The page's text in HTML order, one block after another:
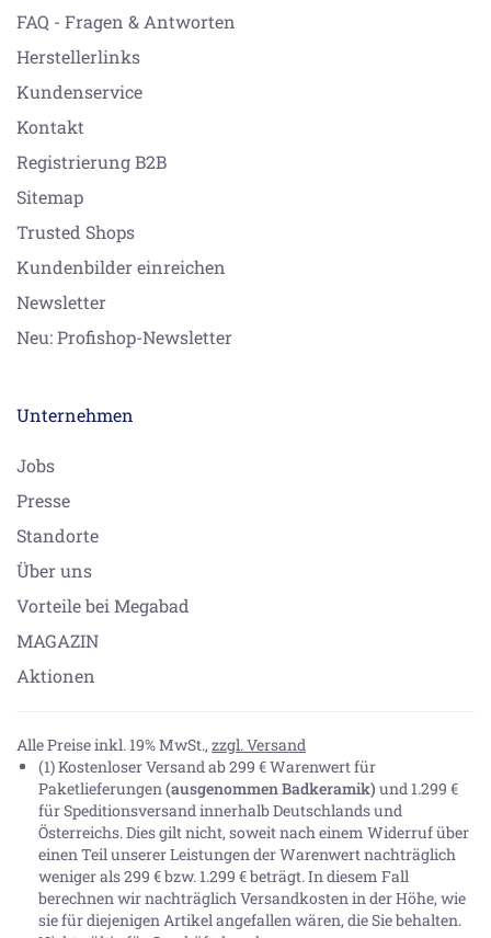
FAQ - Fragen & Antworten
Herstellerlinks
Kundenservice
Kontakt
Registrierung B2B
Sitemap
Trusted Shops
Kundenbilder einreichen
Newsletter
Neu: Profishop-Newsletter
Unternehmen
Jobs
Presse
Standorte
Über uns
Vorteile bei Megabad
MAGAZIN
Aktionen
Alle Preise inkl. 19% MwSt., zzgl. Versand
(1) Kostenloser Versand ab 299 € Warenwert für
Paketlieferungen(ausgenommen Badkeramik) und 1.299 €
für Speditionsversand innerhalb Deutschlands und
Österreichs. Dies gilt nicht, soweit nach einem Widerruf über
einen Teil unserer Leistungen der Warenwert nachträglich
weniger als 299 € bzw. 1.299 € beträgt. In diesem Fall
berechnen wir nachträglich Versandkosten in der Höhe, wie
sie für diejenigen Artikel angefallen wären, die Sie behalten.